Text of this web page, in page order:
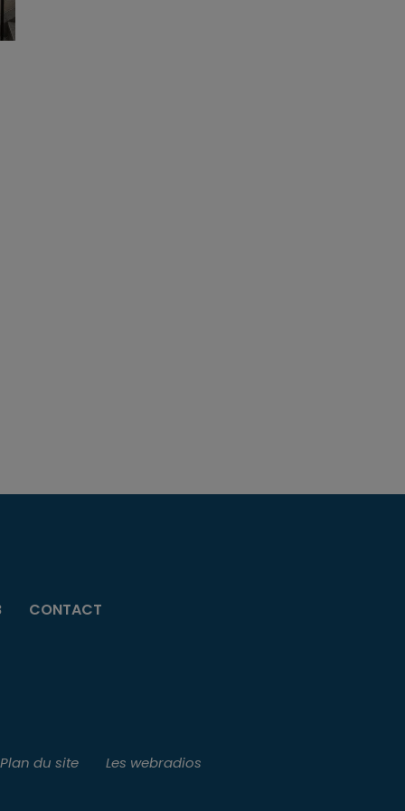
CONTACT
Plan du site Les webradios